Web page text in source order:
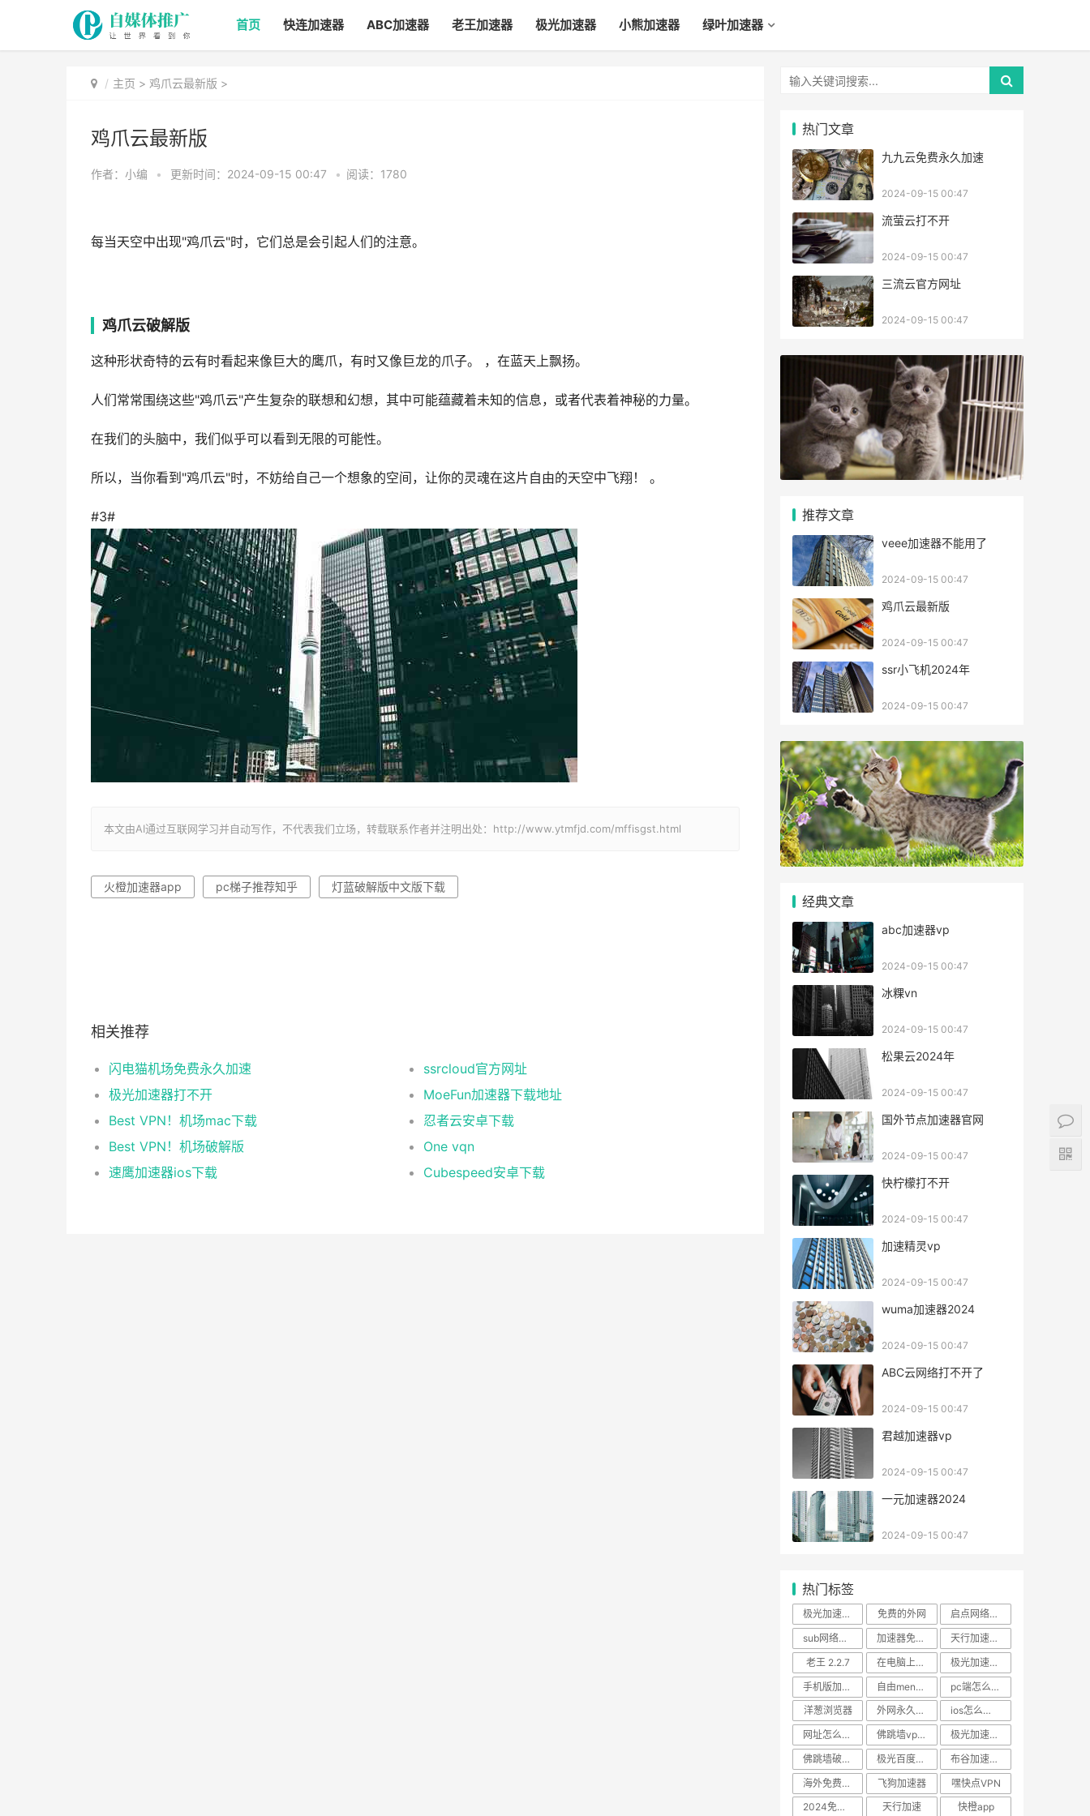
首页 快连加速器 ABC加速器 老王加速器 极光加速器 小熊加速器 绿叶加速器
主页 > 鸡爪云最新版 >
鸡爪云最新版
作者：小编 • 更新时间：2024-09-15 00:47 • 阅读：1780
每当天空中出现"鸡爪云"时，它们总是会引起人们的注意。
鸡爪云破解版
这种形状奇特的云有时看起来像巨大的鹰爪，有时又像巨龙的爪子。 ，在蓝天上飘扬。
人们常常围绕这些"鸡爪云"产生复杂的联想和幻想，其中可能蕴藏着未知的信息，或者代表着神秘的力量。
在我们的头脑中，我们似乎可以看到无限的可能性。
所以，当你看到"鸡爪云"时，不妨给自己一个想象的空间，让你的灵魂在这片自由的天空中飞翔！ 。
#3#
本文由AI通过互联网学习并自动写作，不代表我们立场，转载联系作者并注明出处：http://www.ytmfjd.com/mffisgst.html
火橙加速器app pc梯子推荐知乎 灯蓝破解版中文版下载
相关推荐
闪电猫机场免费永久加速
ssrcloud官方网址
极光加速器打不开
MoeFun加速器下载地址
Best VPN！机场mac下载
忍者云安卓下载
Best VPN！机场破解版
One vqn
速鹰加速器ios下载
Cubespeed安卓下载
热门文章
九九云免费永久加速
2024-09-15 00:47
流萤云打不开
2024-09-15 00:47
三流云官方网址
2024-09-15 00:47
推荐文章
veee加速器不能用了
2024-09-15 00:47
鸡爪云最新版
2024-09-15 00:47
ssr小飞机2024年
2024-09-15 00:47
经典文章
abc加速器vp
2024-09-15 00:47
冰粿vn
2024-09-15 00:47
松果云2024年
2024-09-15 00:47
国外节点加速器官网
2024-09-15 00:47
快柠檬打不开
2024-09-15 00:47
加速精灵vp
2024-09-15 00:47
wuma加速器2024
2024-09-15 00:47
ABC云网络打不开了
2024-09-15 00:47
君越加速器vp
2024-09-15 00:47
一元加速器2024
2024-09-15 00:47
热门标签
极光加速器官网 iphone 免费的外网
启点网络加速器官网
sub网络加速器 app
加速器免费版试用
天行加速器官网
老王 2.2.7
在电脑上youtube
极光加速器安卓破解版
手机版加速器排行
自由men软件安卓
pc端怎么挂梯子
洋葱浏览器
外网永久免费的vp加速器app
ios怎么浏览外国的网站
网址怎么搭梯子
佛跳墙vp官网
极光加速器app官方下载
佛跳墙破解vip权限免登录版
极光百度网盘
布谷加速器 验证应用
海外免费永久
飞狗加速器
嘿快点VPN
2024免费上上外网
天行加速
快橙app